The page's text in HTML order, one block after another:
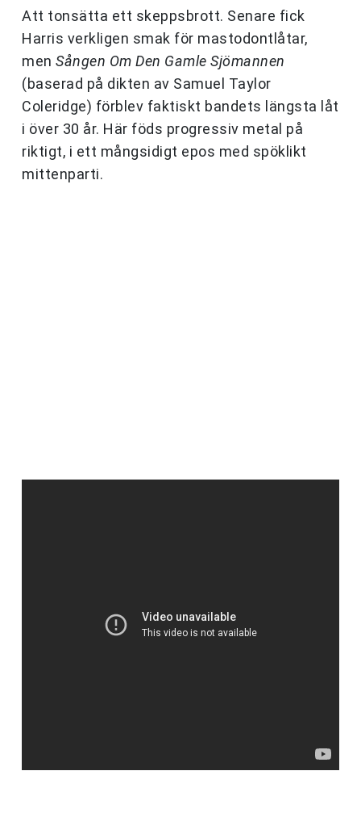
Att tonsätta ett skeppsbrott. Senare fick
Harris verkligen smak för mastodontlåtar,
men Sången Om Den Gamle Sjömannen
(baserad på dikten av Samuel Taylor
Coleridge) förblev faktiskt bandets längsta låt
i över 30 år. Här föds progressiv metal på
riktigt, i ett mångsidigt epos med spöklikt
mittenparti.